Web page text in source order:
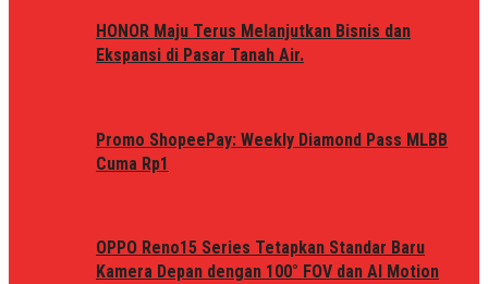
HONOR Maju Terus Melanjutkan Bisnis dan
Ekspansi di Pasar Tanah Air.
Promo ShopeePay: Weekly Diamond Pass MLBB
Cuma Rp1
OPPO Reno15 Series Tetapkan Standar Baru
Kamera Depan dengan 100° FOV dan AI Motion